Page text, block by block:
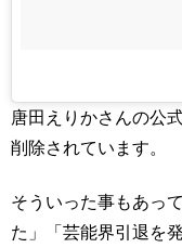
唐田えりかさんの公
削除されています。
そういった事もあっ
た」「芸能界引退を